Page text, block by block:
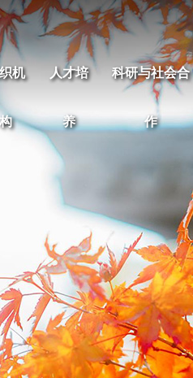
机
构
人才培
养
科研与社会合
作